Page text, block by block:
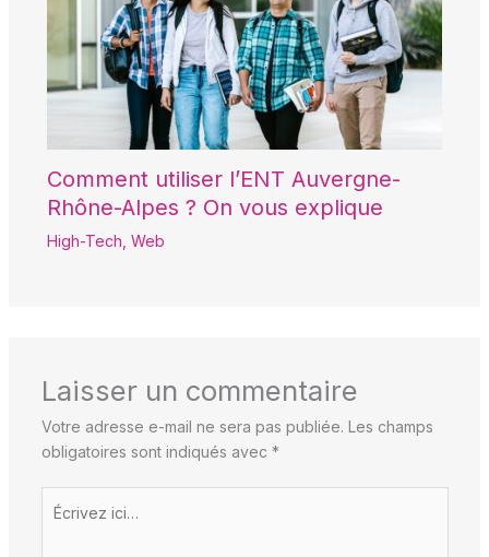
Comment utiliser l’ENT Auvergne-
Rhône-Alpes ? On vous explique
High-Tech, Web
Laisser un commentaire
Votre adresse e-mail ne sera pas publiée. Les champs
obligatoires sont indiqués avec *
Écrivez
ici…